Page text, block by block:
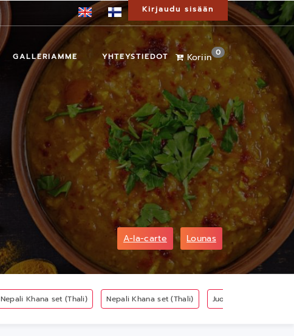
Kirjaudu sisään
GALLERIAMME YHTEYSTIEDOT Koriin0
A-la-carte Lounas
Nepali Khana set (Thali) Nepali Khana set (Thali) Juomat